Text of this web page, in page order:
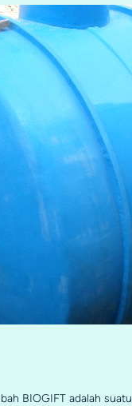
BIOGIFT adalah